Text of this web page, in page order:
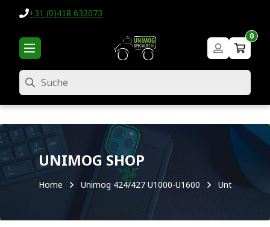
+31 (0)418 632073
0
Suche
UNIMOG SHOP
Home Unimog 424/427 U1000-U1600 Unterbau